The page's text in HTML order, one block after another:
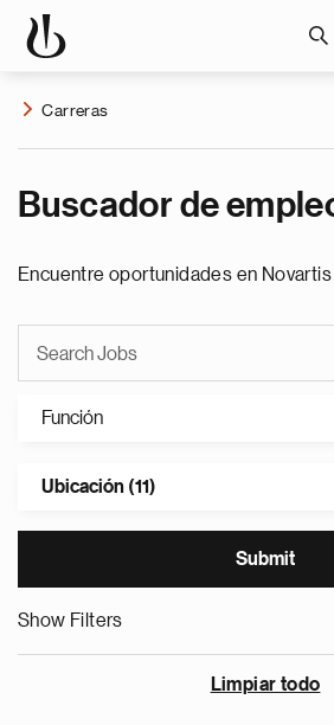
Carreras
Buscador de
Encuentre oportunidades en
Función
Ubicación (11)
Show Filters
Limpiar todo